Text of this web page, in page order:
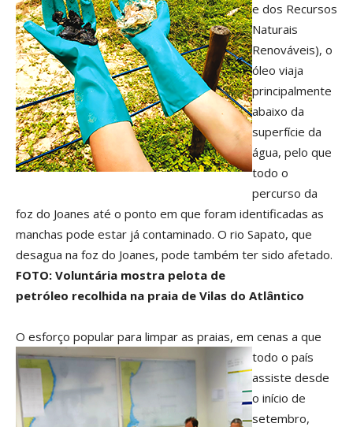
e dos Recursos
Naturais
Renováveis), o
óleo viaja
principalmente
abaixo da
superfície da
água, pelo que
todo o
percurso da
foz do Joanes até o ponto em que foram identificadas as
manchas pode estar já contaminado. O rio Sapato, que
desagua na foz do Joanes, pode também ter sido afetado.
FOTO: Voluntária mostra pelota de
petróleo recolhida na praia de Vilas do Atlântico
O esforço popular para limpar as praias, em cenas a que
todo o país
assiste desde
o início de
setembro,